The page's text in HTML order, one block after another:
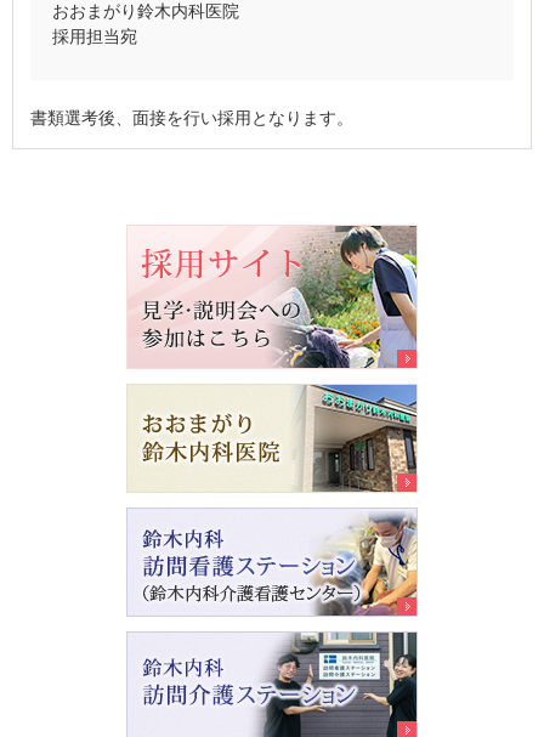
おおまがり鈴木内科医院
採用担当宛
書類選考後、面接を行い採用となります。